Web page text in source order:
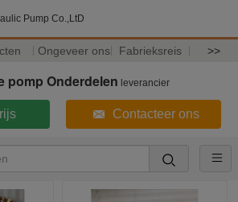
Pump Co.,LtD
Ongeveer ons Fabrieksreis >>
pomp Onderdelen leverancier
Contacteer ons